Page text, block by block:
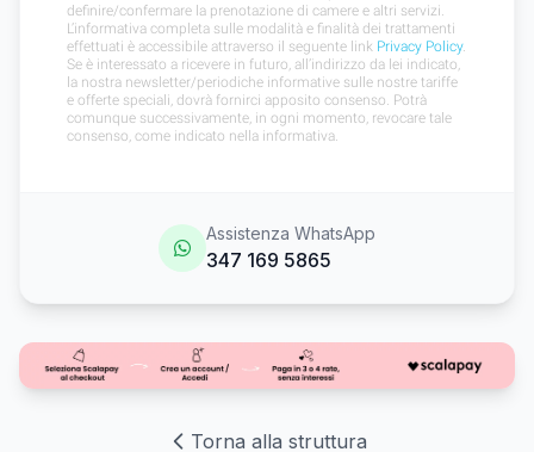
Assistenza WhatsApp
347 169 5865
Torna alla struttura